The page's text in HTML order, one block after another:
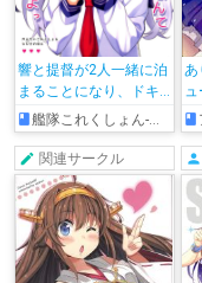
響と提督が2人一緒に泊
まることになり、ドキ
ドキあまあまな展開を
繰り広げる非エロ同人
誌!!
艦隊これくしょん-艦これ-
あ
プ
デ
関連サークル